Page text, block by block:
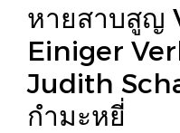
หายสาบสูญ
Einiger
Judith
กำมะหยี่